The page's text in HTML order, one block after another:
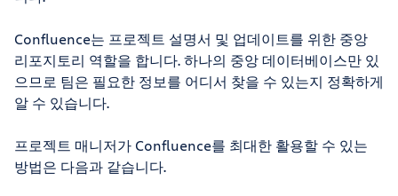
Confluence는 프로젝트 설명서 및 업데이트를 위한 중앙
리포지토리 역할을 합니다. 하나의 중앙 데이터베이스만 있
으므로 팀은 필요한 정보를 어디서 찾을 수 있는지 정확하게
알 수 있습니다.
프로젝트 매니저가 Confluence를 최대한 활용할 수 있는
방법은 다음과 같습니다.